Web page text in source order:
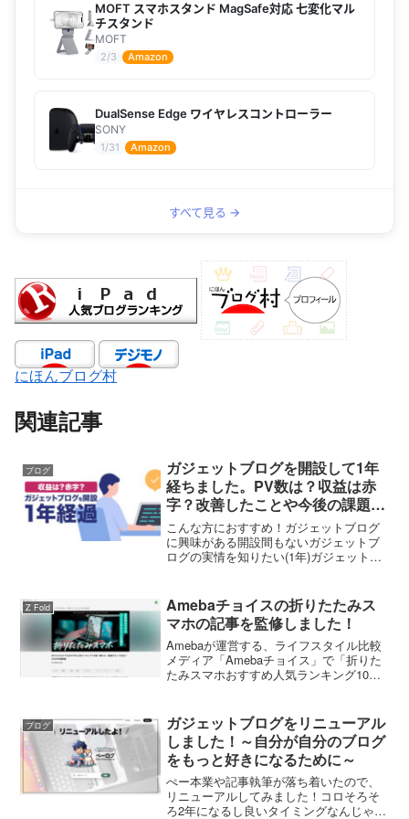
MOFT スマホスタンド MagSafe対応 七変化マル
チスタンド
MOFT
2/3 Amazon
DualSense Edge ワイヤレスコントローラー
SONY
1/31 Amazon
すべて見る →
にほんブログ村
関連記事
ブログ
ガジェットブログを開設して1年
経ちました。PV数は？収益は赤
字？改善したことや今後の課題な
どを報告
こんな方におすすめ！ガジェットブログ
に興味がある開設間もないガジェットブ
ログの実情を知りたい(1年)ガジェットブ
ました！これからもまったり運用してい
く予定です...
Z Fold
Amebaチョイスの折りたたみス
マホの記事を監修しました！
Amebaが運営する、ライフスタイル比較
メディア「Amebaチョイス」で「折りた
たみスマホおすすめ人気ランキング10
リンクよりご覧ください。
ブログ
ガジェットブログをリニューアル
しました！～自分が自分のブログ
をもっと好きになるために～
ぺー本業や記事執筆が落ち着いたので、
リニューアルしてみました！コロそろそ
ろ2年になるし良いタイミングなんじゃな